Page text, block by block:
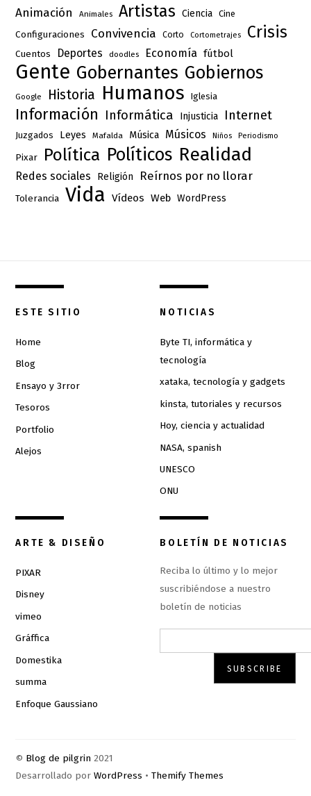
Animación Animales Artistas Ciencia Cine
Configuraciones Convivencia Corto Cortometrajes Crisis
Cuentos Deportes doodles Economía fútbol
Gente Gobernantes Gobiernos
Google Historia Humanos Iglesia
Información Informática Injusticia Internet
Juzgados Leyes Mafalda Música Músicos Niños Periodismo
Pixar Política Políticos Realidad
Redes sociales Religión Reírnos por no llorar
Tolerancia Vida Vídeos Web WordPress
ESTE SITIO
Home
Blog
Ensayo y 3rror
Tesoros
Portfolio
Alejos
NOTICIAS
Byte TI, informática y
tecnología
xataka, tecnología y gadgets
kinsta, tutoriales y recursos
Hoy, ciencia y actualidad
NASA, spanish
UNESCO
ONU
ARTE & DISEÑO
PIXAR
Disney
vimeo
Gráffica
Domestika
summa
Enfoque Gaussiano
BOLETÍN DE NOTICIAS
Reciba lo último y lo mejor
suscribiéndose a nuestro
boletín de noticias
© Blog de pilgrin 2021
Desarrollado porWordPress •Themify Themes